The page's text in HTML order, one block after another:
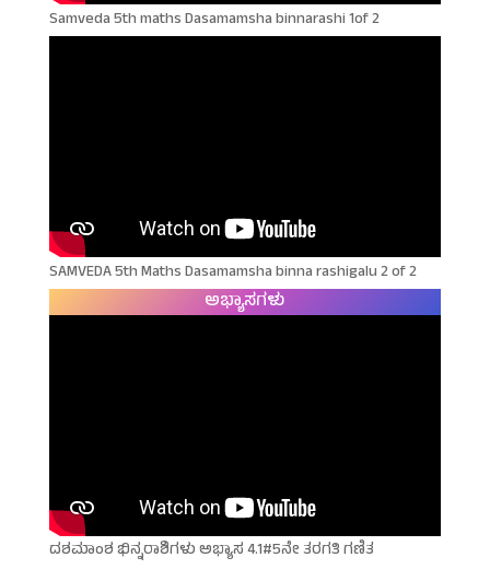
Samveda 5th maths Dasamamsha binnarashi 1of 2
SAMVEDA 5th Maths Dasamamsha binna rashigalu 2 of 2
ಅಭ್ಯಾಸಗಳು
ದಶಮಾಂಶ ಭಿನ್ನರಾಶಿಗಳು ಅಭ್ಯಾಸ 4.1#5ನೇ ತರಗತಿ ಗಣಿತ